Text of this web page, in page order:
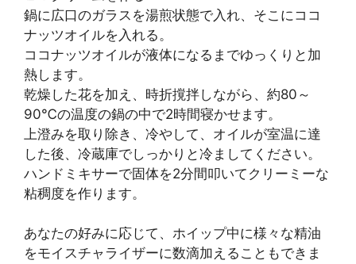
鍋に広口のガラスを湯煎状態で入れ、そこにココ
ナッツオイルを入れる。
ココナッツオイルが液体になるまでゆっくりと加
熱します。
乾燥した花を加え、時折撹拌しながら、約80～
90℃の温度の鍋の中で2時間寝かせます。
上澄みを取り除き、冷やして、オイルが室温に達
した後、冷蔵庫でしっかりと冷ましてください。
ハンドミキサーで固体を2分間叩いてクリーミーな
粘稠度を作ります。
あなたの好みに応じて、ホイップ中に様々な精油
をモイスチャライザーに数滴加えることもできま